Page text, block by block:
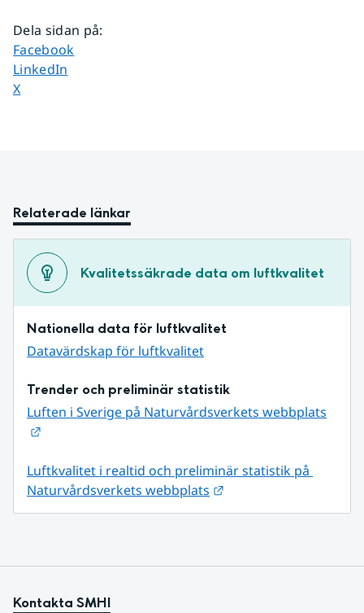
Dela sidan på:
Dela sidan på
Facebook
Dela sidan på
LinkedIn
Dela sidan på
X
Relaterade länkar
Kvalitetssäkrade data om luftkvalitet
Nationella data för luftkvalitet
Datavärdskap för luftkvalitet
Trender och preliminär statistik
Luften i Sverige på Naturvårdsverkets webbplats
Luftkvalitet i realtid och preliminär statistik på
Naturvårdsverkets webbplats
Kontakta SMHI